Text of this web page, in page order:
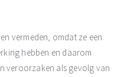
vermeden, omdat ze een
hebben en daarom
veroorzaken als gevolg van